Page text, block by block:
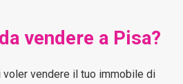
vendere a Pisa?
voler vendere il tuo immobile di